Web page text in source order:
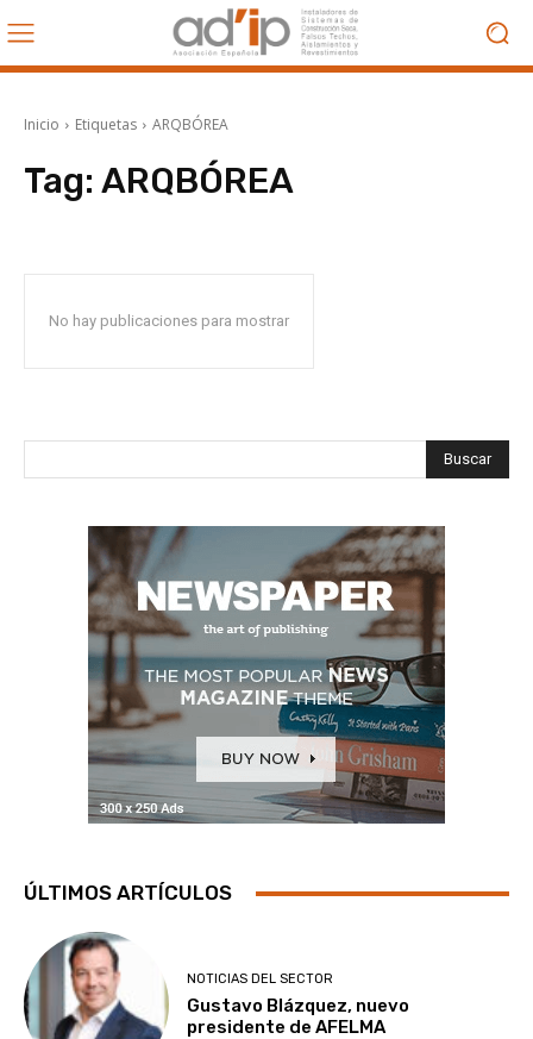
Inicio Etiquetas ARQBÓREA
Tag: ARQBÓREA
No hay publicaciones para mostrar
Buscar
ÚLTIMOS ARTÍCULOS
NOTICIAS DEL SECTOR
Gustavo Blázquez, nuevo
presidente de AFELMA